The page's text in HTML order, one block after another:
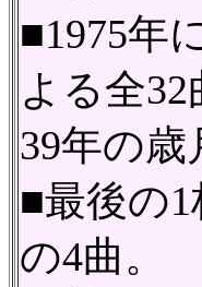
■1975年
よる全
39年の
■最後の
の4曲。